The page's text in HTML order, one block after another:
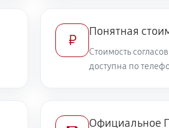
₽
Понятная
Стоимость
доступна по
Официальное